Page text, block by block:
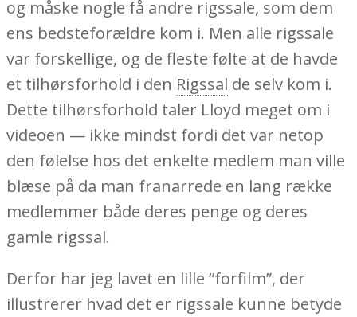
og måske nogle få andre rigssale, som dem
ens bedsteforældre kom i. Men alle rigssale
var forskellige, og de fleste følte at de havde
et tilhørsforhold i den Rigssal de selv kom i.
Dette tilhørsforhold taler Lloyd meget om i
videoen — ikke mindst fordi det var netop
den følelse hos det enkelte medlem man ville
blæse på da man franarrede en lang række
medlemmer både deres penge og deres
gamle rigssal.
Derfor har jeg lavet en lille “forfilm”, der
illustrerer hvad det er rigssale kunne betyde